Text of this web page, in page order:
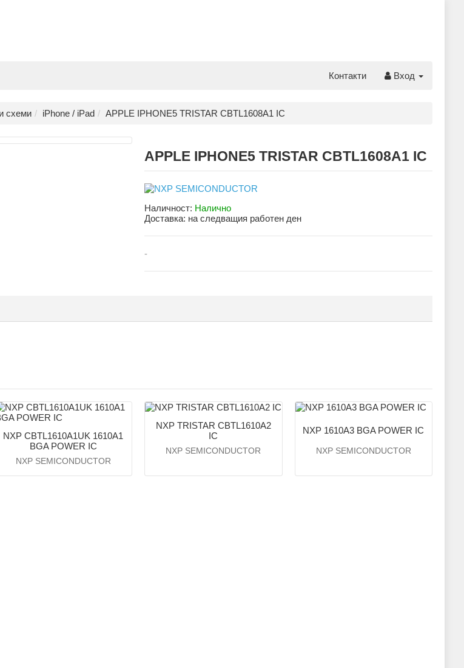
Контакти Вход
схеми iPhone / iPad APPLE IPHONE5 TRISTAR CBTL1608A1 IC
APPLE IPHONE5 TRISTAR CBTL1608A1 IC
Наличност: Налично
Доставка: на следващия работен ден
-
NXP CBTL1610A1UK 1610A1
BGA POWER IC
NXP SEMICONDUCTOR
NXP TRISTAR CBTL1610A2
IC
NXP SEMICONDUCTOR
NXP 1610A3 BGA POWER IC
NXP SEMICONDUCTOR